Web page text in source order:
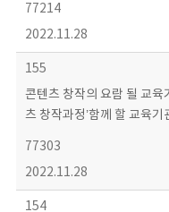
77214
2022.11.28
155
콘텐츠 창작의 요람 될 교육
츠 창작과정’함께 할 교육기
77303
2022.11.28
154